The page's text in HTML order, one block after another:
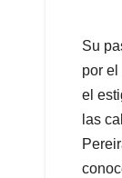
Su
por
el
las